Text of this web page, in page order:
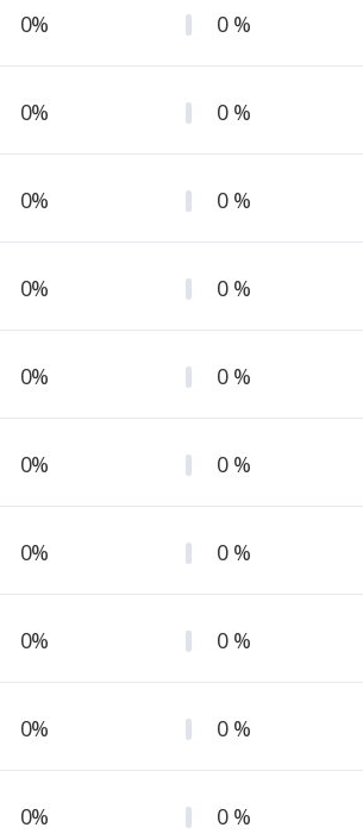
0% 0 %
0% 0 %
0% 0 %
0% 0 %
0% 0 %
0% 0 %
0% 0 %
0% 0 %
0% 0 %
0% 0 %